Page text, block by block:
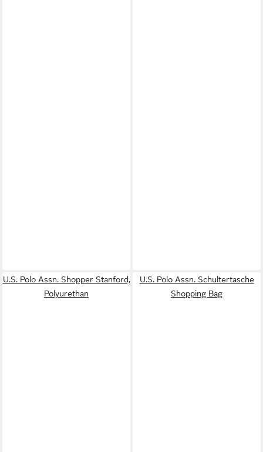
U.S. Polo Assn. Shopper Stanford,
Polyurethan
U.S. Polo Assn. Schultertasche
Shopping Bag